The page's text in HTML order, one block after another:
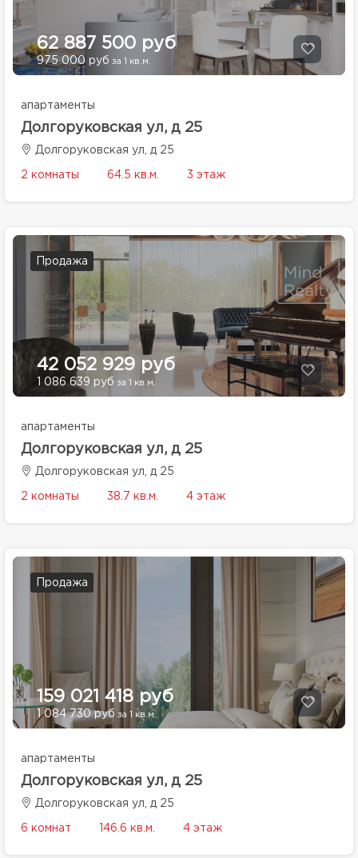
62 887 500 руб
975 000 руб за 1 кв.м.
апартаменты
Долгоруковская ул, д 25
Долгоруковская ул, д 25
2 комнаты 64.5 кв.м. 3 этаж
Продажа
42 052 929 руб
1 086 639 руб за 1 кв.м.
апартаменты
Долгоруковская ул, д 25
Долгоруковская ул, д 25
2 комнаты 38.7 кв.м. 4 этаж
Продажа
159 021 418 руб
1 084 730 руб за 1 кв.м.
апартаменты
Долгоруковская ул, д 25
Долгоруковская ул, д 25
6 комнат 146.6 кв.м. 4 этаж